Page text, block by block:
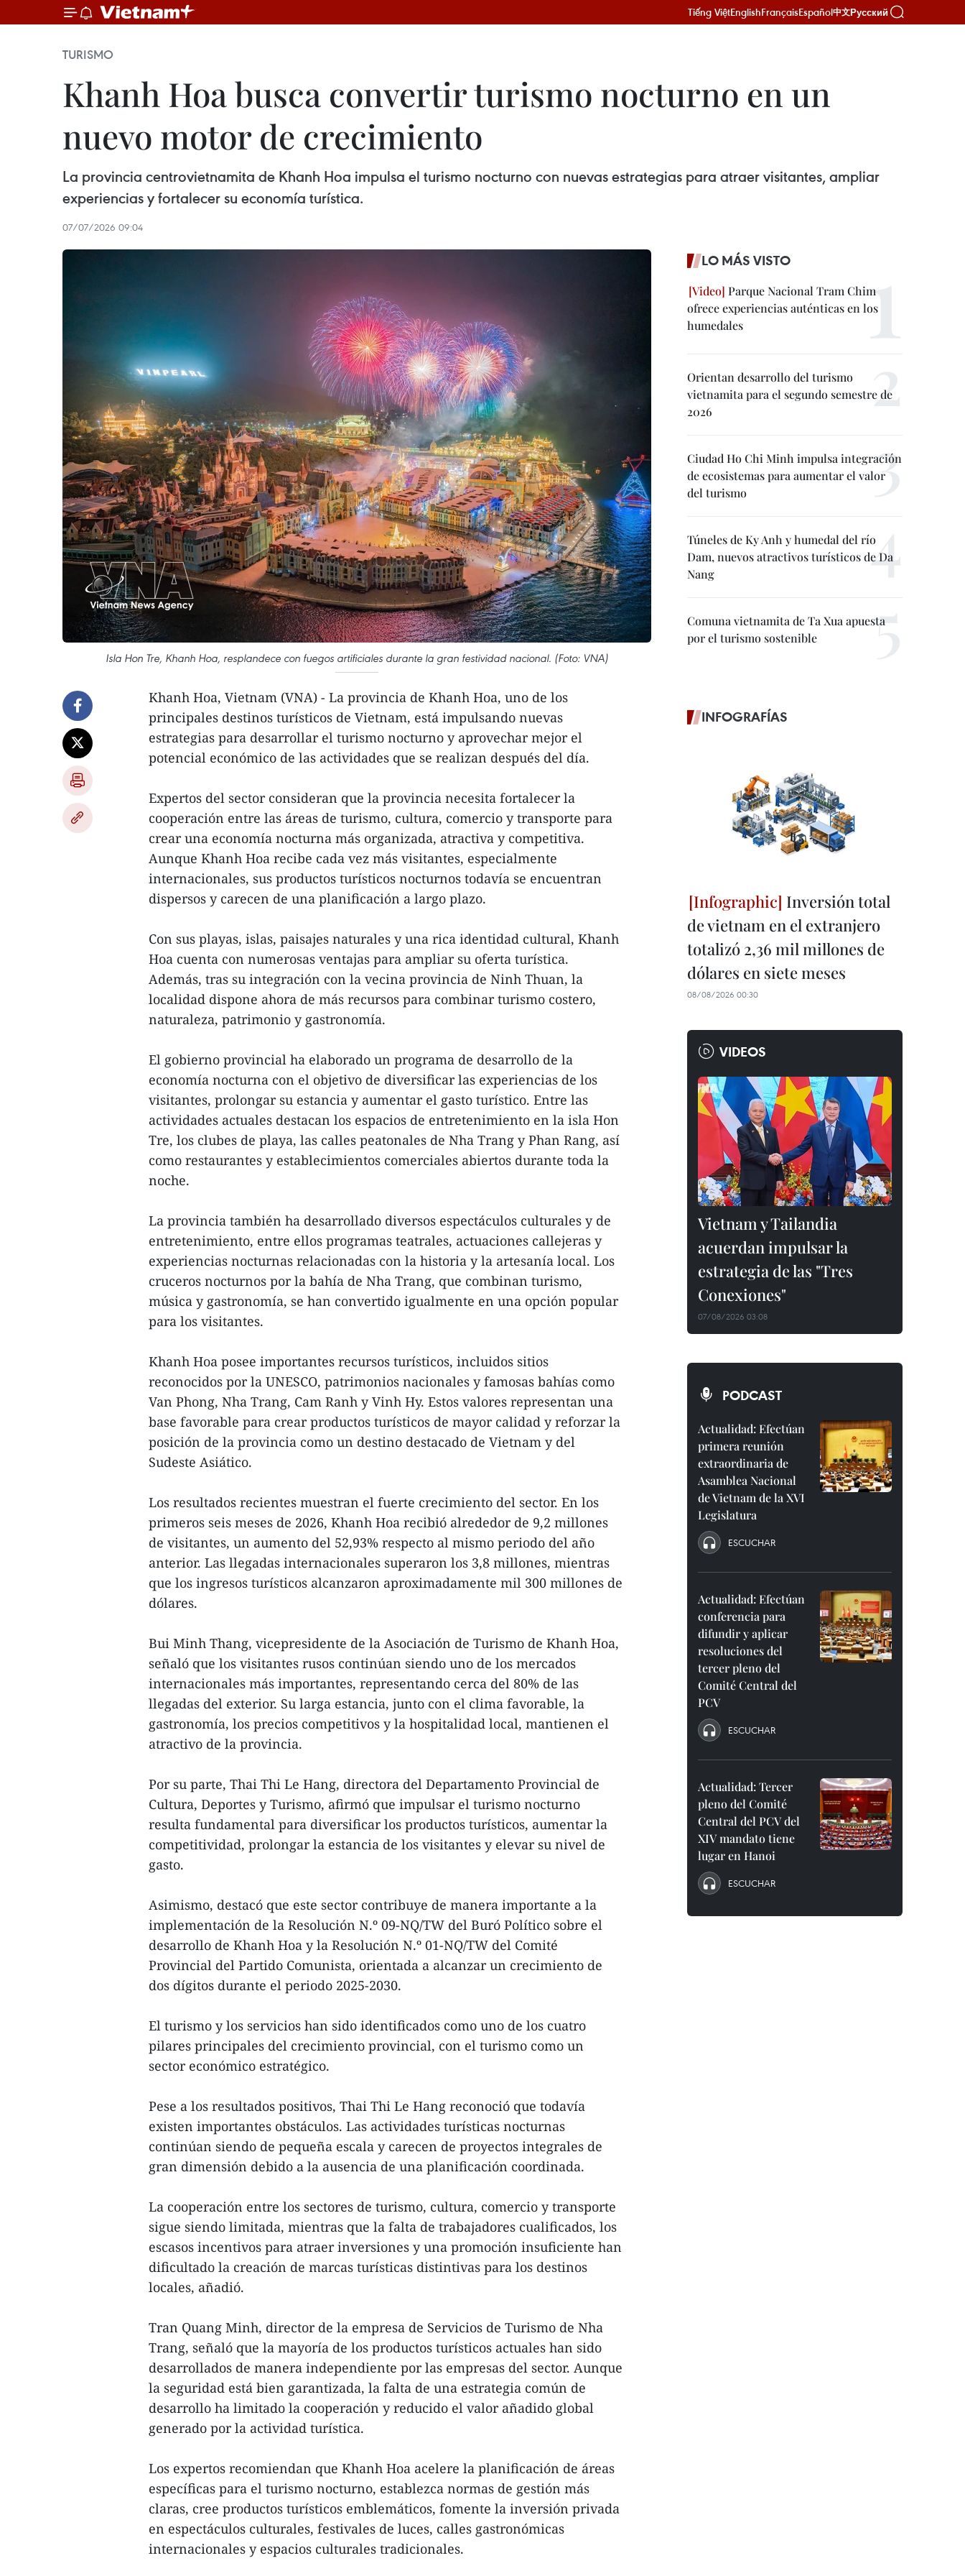
Tiếng ViệtEnglishFrançaisEspañol中文Русский
TURISMO
Khanh Hoa busca convertir turismo nocturno en un
nuevo motor de crecimiento
La provincia centrovietnamita de Khanh Hoa impulsa el turismo nocturno con nuevas estrategias para atraer visitantes, ampliar
experiencias y fortalecer su economía turística.
07/07/2026 09:04
Isla Hon Tre, Khanh Hoa, resplandece con fuegos artificiales durante la gran festividad nacional. (Foto: VNA)
Khanh Hoa, Vietnam (VNA) - La provincia de Khanh Hoa, uno de los
principales destinos turísticos de Vietnam, está impulsando nuevas
estrategias para desarrollar el turismo nocturno y aprovechar mejor el
potencial económico de las actividades que se realizan después del día.
Expertos del sector consideran que la provincia necesita fortalecer la
cooperación entre las áreas de turismo, cultura, comercio y transporte para
crear una economía nocturna más organizada, atractiva y competitiva.
Aunque Khanh Hoa recibe cada vez más visitantes, especialmente
internacionales, sus productos turísticos nocturnos todavía se encuentran
dispersos y carecen de una planificación a largo plazo.
Con sus playas, islas, paisajes naturales y una rica identidad cultural, Khanh
Hoa cuenta con numerosas ventajas para ampliar su oferta turística.
Además, tras su integración con la vecina provincia de Ninh Thuan, la
localidad dispone ahora de más recursos para combinar turismo costero,
naturaleza, patrimonio y gastronomía.
El gobierno provincial ha elaborado un programa de desarrollo de la
economía nocturna con el objetivo de diversificar las experiencias de los
visitantes, prolongar su estancia y aumentar el gasto turístico. Entre las
actividades actuales destacan los espacios de entretenimiento en la isla Hon
Tre, los clubes de playa, las calles peatonales de Nha Trang y Phan Rang, así
como restaurantes y establecimientos comerciales abiertos durante toda la
noche.
La provincia también ha desarrollado diversos espectáculos culturales y de
entretenimiento, entre ellos programas teatrales, actuaciones callejeras y
experiencias nocturnas relacionadas con la historia y la artesanía local. Los
cruceros nocturnos por la bahía de Nha Trang, que combinan turismo,
música y gastronomía, se han convertido igualmente en una opción popular
para los visitantes.
Khanh Hoa posee importantes recursos turísticos, incluidos sitios
reconocidos por la UNESCO, patrimonios nacionales y famosas bahías como
Van Phong, Nha Trang, Cam Ranh y Vinh Hy. Estos valores representan una
base favorable para crear productos turísticos de mayor calidad y reforzar la
posición de la provincia como un destino destacado de Vietnam y del
Sudeste Asiático.
Los resultados recientes muestran el fuerte crecimiento del sector. En los
primeros seis meses de 2026, Khanh Hoa recibió alrededor de 9,2 millones
de visitantes, un aumento del 52,93% respecto al mismo periodo del año
anterior. Las llegadas internacionales superaron los 3,8 millones, mientras
que los ingresos turísticos alcanzaron aproximadamente mil 300 millones de
dólares.
Bui Minh Thang, vicepresidente de la Asociación de Turismo de Khanh Hoa,
señaló que los visitantes rusos continúan siendo uno de los mercados
internacionales más importantes, representando cerca del 80% de las
llegadas del exterior. Su larga estancia, junto con el clima favorable, la
gastronomía, los precios competitivos y la hospitalidad local, mantienen el
atractivo de la provincia.
Por su parte, Thai Thi Le Hang, directora del Departamento Provincial de
Cultura, Deportes y Turismo, afirmó que impulsar el turismo nocturno
resulta fundamental para diversificar los productos turísticos, aumentar la
competitividad, prolongar la estancia de los visitantes y elevar su nivel de
gasto.
Asimismo, destacó que este sector contribuye de manera importante a la
implementación de la Resolución N.º 09-NQ/TW del Buró Político sobre el
desarrollo de Khanh Hoa y la Resolución N.º 01-NQ/TW del Comité
Provincial del Partido Comunista, orientada a alcanzar un crecimiento de
dos dígitos durante el periodo 2025-2030.
El turismo y los servicios han sido identificados como uno de los cuatro
pilares principales del crecimiento provincial, con el turismo como un
sector económico estratégico.
Pese a los resultados positivos, Thai Thi Le Hang reconoció que todavía
existen importantes obstáculos. Las actividades turísticas nocturnas
continúan siendo de pequeña escala y carecen de proyectos integrales de
gran dimensión debido a la ausencia de una planificación coordinada.
La cooperación entre los sectores de turismo, cultura, comercio y transporte
sigue siendo limitada, mientras que la falta de trabajadores cualificados, los
escasos incentivos para atraer inversiones y una promoción insuficiente han
dificultado la creación de marcas turísticas distintivas para los destinos
locales, añadió.
Tran Quang Minh, director de la empresa de Servicios de Turismo de Nha
Trang, señaló que la mayoría de los productos turísticos actuales han sido
desarrollados de manera independiente por las empresas del sector. Aunque
la seguridad está bien garantizada, la falta de una estrategia común de
desarrollo ha limitado la cooperación y reducido el valor añadido global
generado por la actividad turística.
Los expertos recomiendan que Khanh Hoa acelere la planificación de áreas
específicas para el turismo nocturno, establezca normas de gestión más
claras, cree productos turísticos emblemáticos, fomente la inversión privada
en espectáculos culturales, festivales de luces, calles gastronómicas
internacionales y espacios culturales tradicionales.
LO MÁS VISTO
Parque Nacional Tram Chim
ofrece experiencias auténticas en los
humedales
Orientan desarrollo del turismo
vietnamita para el segundo semestre de
2026
Ciudad Ho Chi Minh impulsa integración
de ecosistemas para aumentar el valor
del turismo
Túneles de Ky Anh y humedal del río
Dam, nuevos atractivos turísticos de Da
Nang
Comuna vietnamita de Ta Xua apuesta
por el turismo sostenible
INFOGRAFÍAS
Inversión total
de vietnam en el extranjero
totalizó 2,36 mil millones de
dólares en siete meses
08/08/2026 00:30
VIDEOS
Vietnam y Tailandia
acuerdan impulsar la
estrategia de las "Tres
Conexiones"
07/08/2026 03:08
PODCAST
Actualidad: Efectúan
primera reunión
extraordinaria de
Asamblea Nacional
de Vietnam de la XVI
Legislatura
ESCUCHAR
Actualidad: Efectúan
conferencia para
difundir y aplicar
resoluciones del
tercer pleno del
Comité Central del
PCV
ESCUCHAR
Actualidad: Tercer
pleno del Comité
Central del PCV del
XIV mandato tiene
lugar en Hanoi
ESCUCHAR